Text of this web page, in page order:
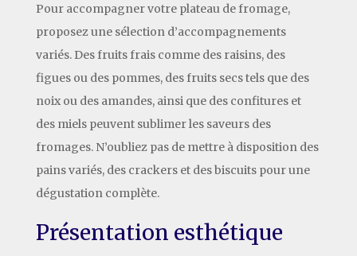
Pour accompagner votre plateau de fromage,
proposez une sélection d’accompagnements
variés. Des fruits frais comme des raisins, des
figues ou des pommes, des fruits secs tels que des
noix ou des amandes, ainsi que des confitures et
des miels peuvent sublimer les saveurs des
fromages. N’oubliez pas de mettre à disposition des
pains variés, des crackers et des biscuits pour une
dégustation complète.
Présentation esthétique